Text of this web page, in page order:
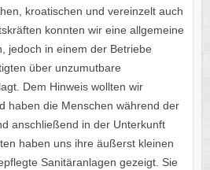
kroatischen und vereinzelt auch
konnten wir eine allgemeine
jedoch in einem der Betriebe
über unzumutbare
Dem Hinweis wollten wir
haben die Menschen während der
anschließend in der Unterkunft
haben uns ihre äußerst kleinen
Sanitäranlagen gezeigt. Sie